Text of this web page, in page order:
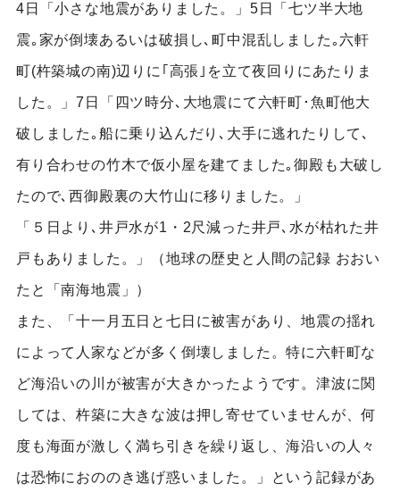
4日「小さな地震がありました。」5日「七ツ半大地
震｡家が倒壊あるいは破損し､町中混乱しました｡六軒
町(杵築城の南)辺りに｢高張｣を立て夜回りにあたりま
した。」7日「四ツ時分､大地震にて六軒町･魚町他大
破しました｡船に乗り込んだり､大手に逃れたりして､
有り合わせの竹木で仮小屋を建てました｡御殿も大破し
たので､西御殿裏の大竹山に移りました。」
「５日より､井戸水が1・2尺減った井戸､水が枯れた井
戸もありました。」（地球の歴史と人間の記録 おおい
たと「南海地震」）
また、「十一月五日と七日に被害があり、地震の揺れ
によって人家などが多く倒壊しました。特に六軒町な
ど海沿いの川が被害が大きかったようです。津波に関
しては、杵築に大きな波は押し寄せていませんが、何
度も海面が激しく満ち引きを繰り返し、海沿いの人々
は恐怖におののき逃げ惑いました。」という記録があ